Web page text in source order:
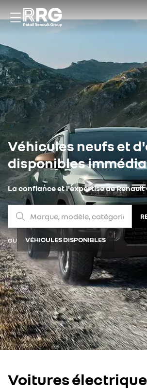
Véhicules neufs et
disponibles
La confiance et l'expertise de Renault
ou VÉHICULES DISPONIBLES
Voitures